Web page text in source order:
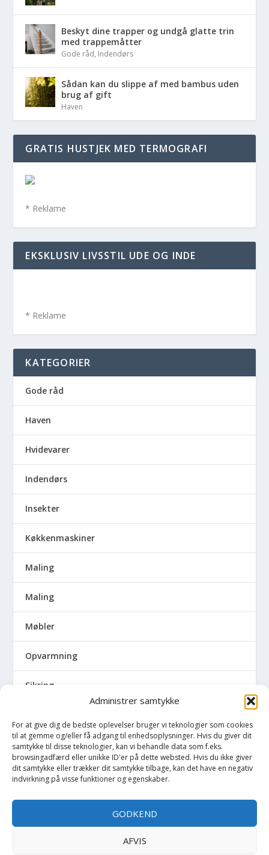
Administrer samtykke
For at give dig de bedste oplevelser bruger vi teknologier som cookies
til at gemme og/eller få adgang til enhedsoplysninger. Hvis du giver dit
samtykke til disse teknologier, kan vi behandle data som f.eks.
browsingadfærd eller unikke ID'er på dette websted. Hvis du ikke giver
dit samtykke eller trækker dit samtykke tilbage, kan det have en negativ
indvirkning på visse funktioner og egenskaber.
GODKEND
AFVIS
Beskyt dine trapper og undgå glatte trin
med trappemåtter
Gode råd, Indendørs
Sådan kan du slippe af med bambus uden
brug af gift
Haven
GRATIS HUSTJEK MED TERMOGRAFI
* Reklame
EKSKLUSIV LIVSSTIL UDE OG INDE
* Reklame
KATEGORIER
Gode råd
Haven
Hvidevarer
Indendørs
Insekter
Køkkenmaskiner
Maling
Maling
Møbler
Opvarmning
Sikring
Udendørs
Udvalgte artikler
Vedligeholdelse